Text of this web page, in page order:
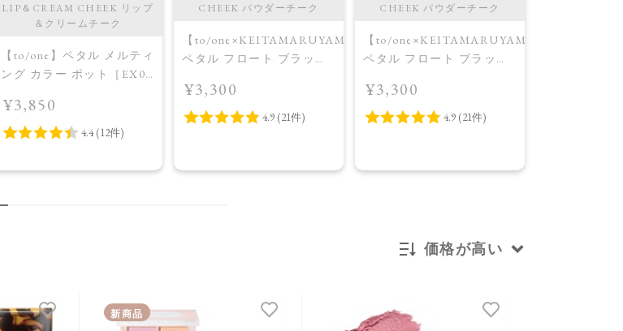
LIP＆CREAM CHEEK リップ
＆クリームチーク
【to/one】ペタル メルティ
ング カラー ポット［EX01
2026 Summer Collection＞
EX02 Salty Air
¥3,850
CHEEK パウダーチーク
【to/one×KEITAMARUYAMA】
ペタル フロート ブラッシ
品＞EX13 染桜
¥3,300
CHEEK パウダーチーク
【to/one×KEITAMARUYAMA】
ペタル フロート ブラッシ
品＞EX12 藤桜
¥3,300
価格が高い
新商品